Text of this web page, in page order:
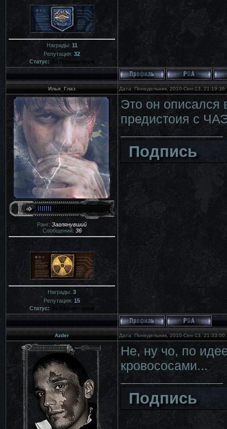
Награды: 11
Репутация: 32
Статус:За Периметром
Илья_Глаз Дата: Понедельник, 2010-Сен-13,
Ранг:Заглянувший
Сообщений: 36
Награды:3
Репутация: 15
Статус: За Периметром
Это он описался
предистоия с
Подпись
Azder Дата: Понедельник, 2010-Сен-13,
Не, ну чо, по
кровососами...
Подпись